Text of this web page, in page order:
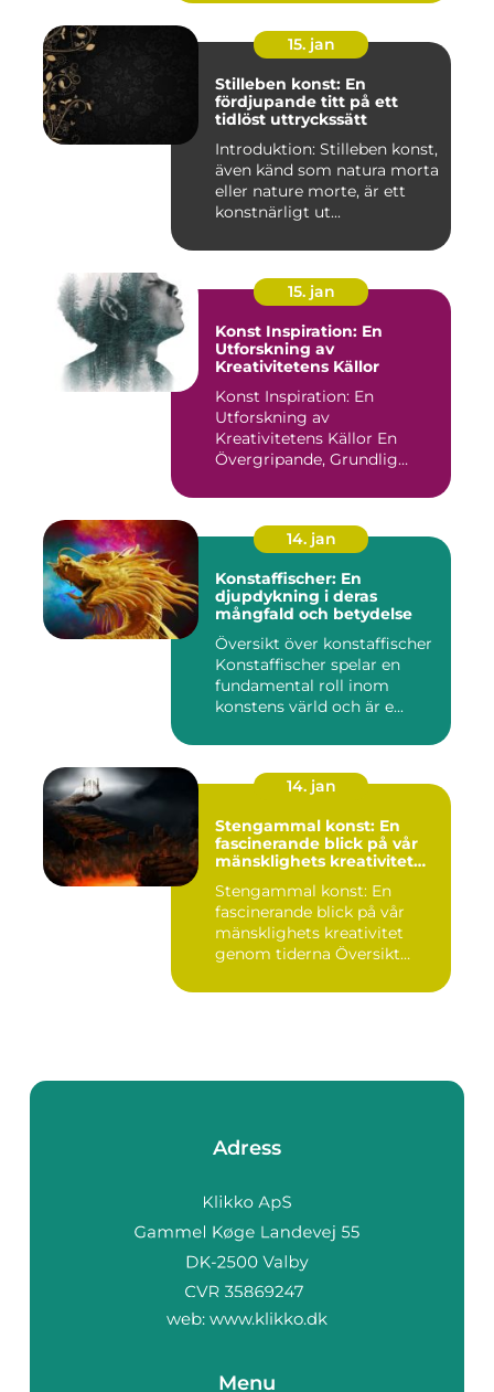
15. jan
Stilleben konst: En
fördjupande titt på ett
tidlöst uttryckssätt
Introduktion: Stilleben konst,
även känd som natura morta
eller nature morte, är ett
konstnärligt ut...
15. jan
Konst Inspiration: En
Utforskning av
Kreativitetens Källor
Konst Inspiration: En
Utforskning av
Kreativitetens Källor En
Övergripande, Grundlig
14. jan
Konstaffischer: En
djupdykning i deras
mångfald och betydelse
Översikt över konstaffischer
Konstaffischer spelar en
fundamental roll inom
konstens värld och är e...
14. jan
Stengammal konst: En
fascinerande blick på vår
mänsklighets kreativitet
Stengammal konst: En
fascinerande blick på vår
mänsklighets kreativitet
genom tiderna Översikt
Adress
web: www.klikko.dk
Menu